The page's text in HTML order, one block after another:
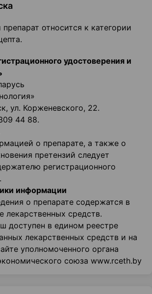
относится к категории
удостоверения и
ул. Корженевского, 22.
44 88.
о препарате, а также о
претензий следует
регистрационного
информации
о препарате содержатся в
лекарственных средств.
доступен в едином реестре
лекарственных средств и на
уполномоченного органа
союза www.rceth.by